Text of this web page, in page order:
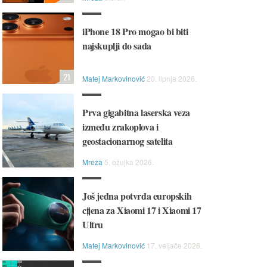
iPhone 18 Pro mogao bi biti
najskuplji do sada
Matej Markovinović 20. lipnja 2026.
21
Prva gigabitna laserska veza
između zrakoplova i
geostacionarnog satelita
Mreža 5. ožujka 2026.
Još jedna potvrda europskih
cijena za Xiaomi 17 i Xiaomi 17
Ultru
Matej Markovinović 17. veljače 2026.